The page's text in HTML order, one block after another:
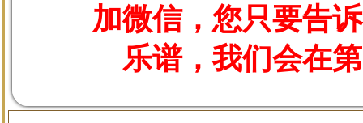
加微信，您只要告
乐谱，我们会在